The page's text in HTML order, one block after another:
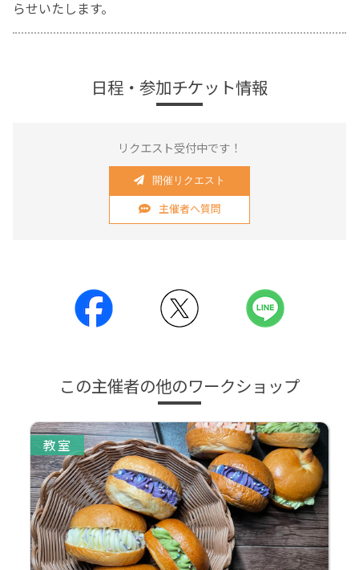
らせいたします。
日程・参加チケット情報
リクエスト受付中です！
開催リクエスト
主催者へ質問
この主催者の他のワークショップ
教室